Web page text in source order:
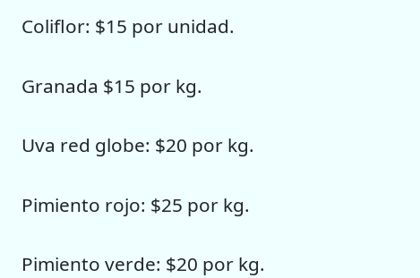
Coliflor: $15 por unidad.
Granada $15 por kg.
Uva red globe: $20 por kg.
Pimiento rojo: $25 por kg.
Pimiento verde: $20 por kg.